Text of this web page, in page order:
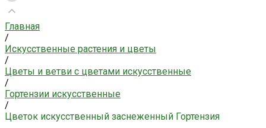
Главная
/
Искусственные растения и цветы
/
Цветы и ветви с цветами искусственные
/
Гортензии искусственные
/
Цветок искусственный заснеженный Гортензия